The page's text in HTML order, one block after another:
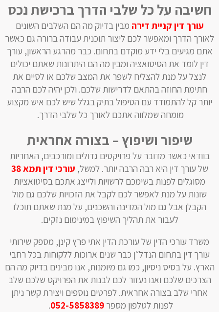
חשיבה על כל שלבי הדרך ברכישת נכס
‏עורך דין קניית דירה מבין בדיוק מה הם השלבים השונים
לאורך הדרך ומאפשר לכם ליצור תוכנית עבודה ברורה גם כאשר
אתם מגיעים בלי ידע מוקדם בתחום. ‏כבר מהרגע הראשון, עורך
דין לומד את הסיטואציה ומבין מה הם היתרונות שאתם יכולים
לנצל על מנת להצליח לשפר את המצב שלכם או לסיים את
חתימת החוזה בהתאם לדרישות שלכם. ולכן יהיה לכם הרבה
יותר קל להתמודד עם הטיפול בתיק בגלל שיש לכם איש מקצוע
מומחה שמלווה אתכם לאורך כל שלבי הדרך.
שיפור ושיפוץ – בצורה אחראית
‏בוודאי כאשר מדובר על פרויקטים גדולים ומורכבים, האחריות
של עורך דין היא רבה הרבה יותר. למשל, עורכי דין תמא 38
מסוגלים ‏לפנות בשימכם לרשויות ‏ולייצג אתכם בסיטואציות
שונות על מנת לאפשר לכם לקבל את הזכויות שלכם גם מול
הקבלן אבל גם מול המדינה והשכנים, על מנת שאתם תוכלו
לעבור את תהליך השיפוץ במינימום נזקים.
‏משרד עורכי הדין של עורכת הדין אתי פרץ קינן, ‏מספק שירותי
עורך דין בתחום הנדל״ן כבר שנים ארוכות ללקוחות בכל רחבי
הארץ. על בסיס ניסיון, כמו גם מיומנות, אנו מבינים בדיוק מה הם
הצרכים שלכם ואנו נעזור לכם לבנות את הפרויקט שלכם שלב
אחרי שלב בצורה אחראית. לפרטים נוספים ויצירת קשר ניתן
לפנות לטלפון מספר052-5858389
.